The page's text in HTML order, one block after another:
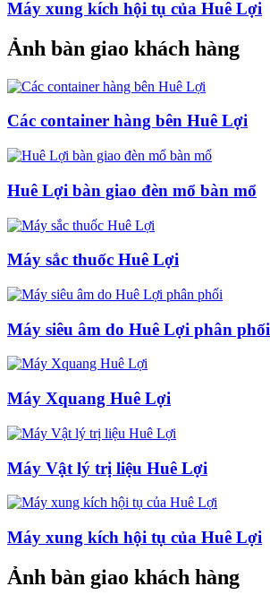
Máy xung kích hội tụ của Huê Lợi
Ảnh bàn giao khách hàng
Các container hàng bên Huê Lợi
Huê Lợi bàn giao đèn mổ bàn mổ
Máy sắc thuốc Huê Lợi
Máy siêu âm do Huê Lợi phân phối
Máy Xquang Huê Lợi
Máy Vật lý trị liệu Huê Lợi
Máy xung kích hội tụ của Huê Lợi
Ảnh bàn giao khách hàng